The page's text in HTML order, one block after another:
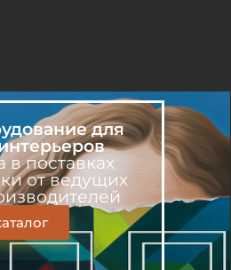
для
в поставках
от ведущих